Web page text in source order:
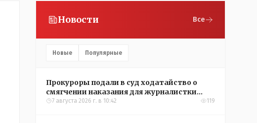
Новости Все
Новые Популярные
Прокуроры подали в суд ходатайство о
смягчении наказания для журналистки
Александры Алёховой
7 августа 2026 г. в 10:42 119